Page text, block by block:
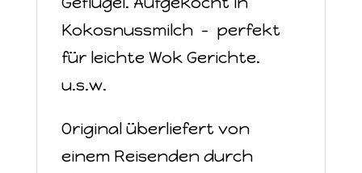
Kokosnussmilch - perfekt
für leichte Wok Gerichte.
u.s.w.
Original überliefert von
einem Reisenden durch